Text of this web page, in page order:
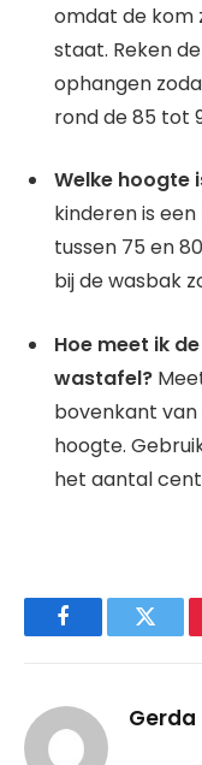
omdat de kom
staat. Reken
ophangen
rond de 85 tot
Welke hoogte
kinderen is
tussen 75 en
bij de wasbak
Hoe meet ik
wastafel?
bovenkant van
hoogte.
het aantal
Facebook
Gerda